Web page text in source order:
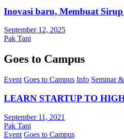
Inovasi baru, Membuat
September 12, 2025
Pak Tani
Goes to Campus
Event Goes to Campus Info Seminar
LEARN STARTUP TO
September 11, 2021
Pak Tani
Event Goes to Campus